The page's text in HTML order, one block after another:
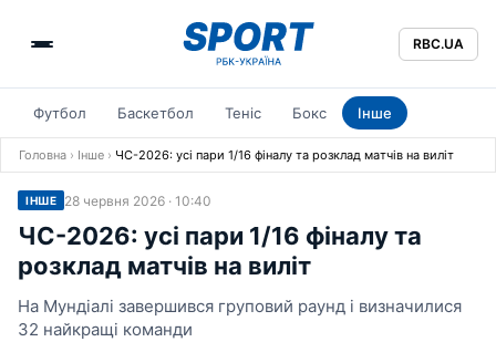
RBC.UA
Футбол Баскетбол Теніс Бокс Інше
Головна › Інше › ЧС-2026: усі пари 1/16 фіналу та розклад матчів на виліт
ІНШЕ 28 червня 2026 · 10:40
ЧС-2026: усі пари 1/16 фіналу та
розклад матчів на виліт
На Мундіалі завершився груповий раунд і визначилися
32 найкращі команди